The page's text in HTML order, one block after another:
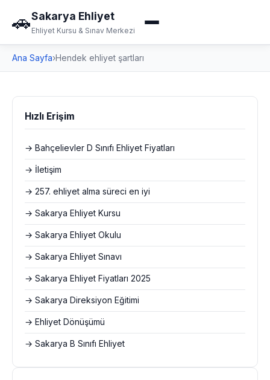
🚗Sakarya Ehliyet
Ehliyet Kursu & Sınav Merkezi
Ana Sayfa›Hendek ehliyet şartları
Hızlı Erişim
→ Bahçelievler D Sınıfı Ehliyet Fiyatları
→ İletişim
→ 257. ehliyet alma süreci en iyi
→ Sakarya Ehliyet Kursu
→ Sakarya Ehliyet Okulu
→ Sakarya Ehliyet Sınavı
→ Sakarya Ehliyet Fiyatları 2025
→ Sakarya Direksiyon Eğitimi
→ Ehliyet Dönüşümü
→ Sakarya B Sınıfı Ehliyet